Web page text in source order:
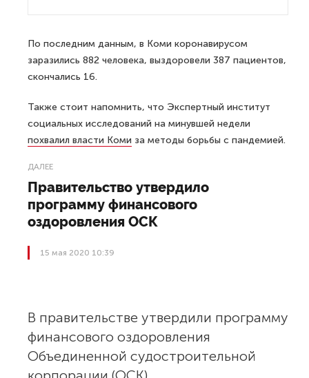
По последним данным, в Коми коронавирусом
заразились 882 человека, выздоровели 387 пациентов,
скончались 16.
Также стоит напомнить, что Экспертный институт
социальных исследований на минувшей недели
похвалил власти Коми за методы борьбы с пандемией.
ДАЛЕЕ
Правительство утвердило
программу финансового
оздоровления ОСК
15 мая 2020 10:39
В правительстве утвердили программу
финансового оздоровления
Объединенной судостроительной